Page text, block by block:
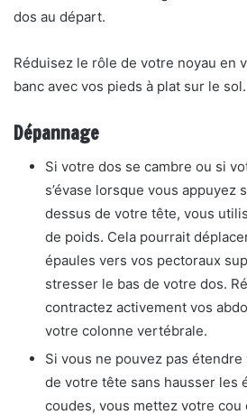
dos au départ.
Réduisez le rôle de votre noyau en
banc avec vos pieds à plat sur le sol.
Dépannage
Si votre dos se cambre ou si
s’évase lorsque vous appuyez
dessus de votre tête, vous
de poids. Cela pourrait
épaules vers vos pectoraux
stresser le bas de votre dos.
contractez activement vos
votre colonne vertébrale.
Si vous ne pouvez pas
de votre tête sans hausser les
coudes, vous mettez votre cou